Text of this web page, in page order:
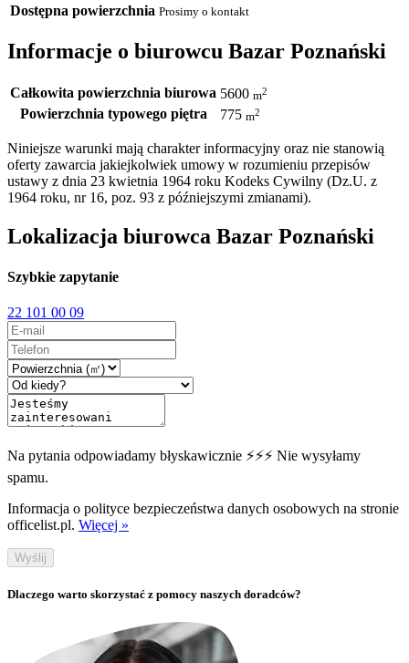
Dostępna powierzchnia Prosimy o kontakt
Informacje o biurowcu Bazar Poznański
Całkowita powierzchnia biurowa 5600 m2
Powierzchnia typowego piętra 775 m2
Niniejsze warunki mają charakter informacyjny oraz nie stanowią
oferty zawarcia jakiejkolwiek umowy w rozumieniu przepisów
ustawy z dnia 23 kwietnia 1964 roku Kodeks Cywilny (Dz.U. z
1964 roku, nr 16, poz. 93 z późniejszymi zmianami).
Lokalizacja biurowca Bazar Poznański
Szybkie zapytanie
22 101 00 09
Na pytania odpowiadamy błyskawicznie ⚡⚡⚡ Nie wysyłamy
spamu.
Informacja o polityce bezpieczeństwa danych osobowych na stronie
officelist.pl. Więcej »
Wyślij
Dlaczego warto skorzystać z pomocy naszych doradców?